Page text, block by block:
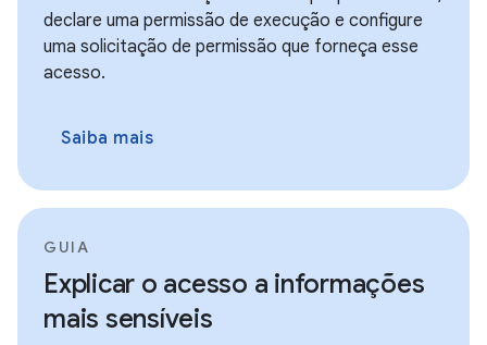
declare uma permissão de execução e configure
uma solicitação de permissão que forneça esse
acesso.
Saiba mais
GUIA
Explicar o acesso a informações
mais sensíveis